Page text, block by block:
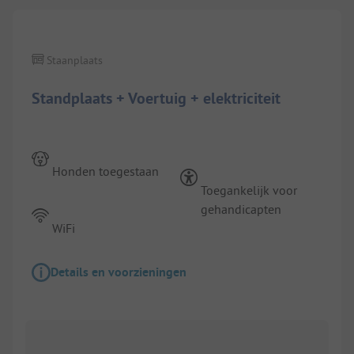
Standplaats + Voertuig + elektriciteit
Staanplaats
Honden toegestaan
WiFi
Toegankelijk voor
gehandicapten
Details en voorzieningen